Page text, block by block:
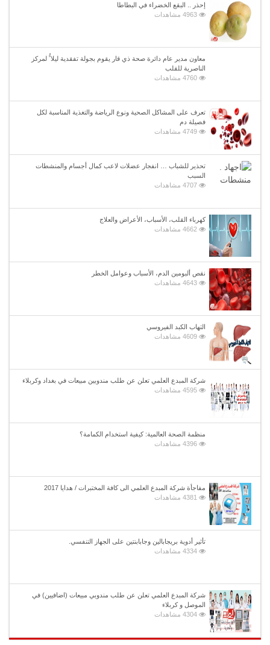
إحذر .. البقع الخضراء في البطاطا
4963 مشاهدات
معاون مدير عام دائرة صحة ذي قار يقوم بجولة تفقدية ليلا ًُ لمركز
الناصرية للقلب
4760 مشاهدات
تعرف على المشاكل الصحية ونوع الرياضة والتغذية المناسبة لكل
فصيلة دم
4749 مشاهدات
تحذير للشباب … انفجار عضلات لاعب كمال أجسام والمنشطات
السبب
4707 مشاهدات
كهرباء القلب، الأسباب، الأعراض والعلاج
4662 مشاهدات
نقص ألبومين الدم، الأسباب وعوامل الخطر
4643 مشاهدات
التهاب الكبد الفيروسي
4609 مشاهدات
شركة المبدع العلمي تعلن عن طلب مندوبين مبيعات في بغداد وكربلاء
4595 مشاهدات
منظمة الصحة العالمية: كيفية استخدام الكمامة؟
4396 مشاهدات
مفاجأة شركة المبدع العلمي الى كافة المختبرات / هدايا 2017
4381 مشاهدات
تأثير أدوية بريجابالين وجابابنتين على الجهاز التنفسي.
4334 مشاهدات
شركة المبدع العلمي تعلن عن طلب مندوبي مبيعات (اضافيين) في
الموصل و كربلاء
4304 مشاهدات